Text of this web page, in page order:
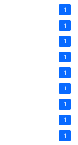
1
1
1
1
1
1
1
1
1